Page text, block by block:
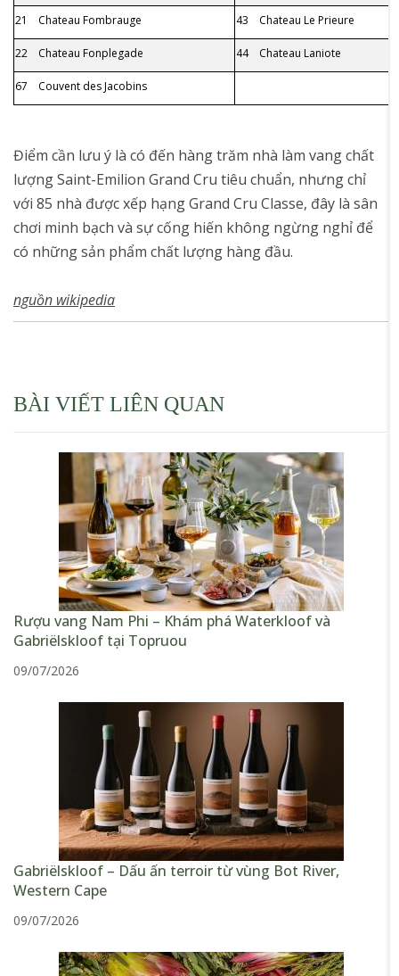
21 Chateau Fombrauge 43 Chateau Le Prieure
22 Chateau Fonplegade 44 Chateau Laniote
67 Couvent des Jacobins
Điểm cần lưu ý là có đến hàng trăm nhà làm vang chất
lượng Saint-Emilion Grand Cru tiêu chuẩn, nhưng chỉ
với 85 nhà được xếp hạng Grand Cru Classe, đây là sân
chơi minh bạch và sự cống hiến không ngừng nghỉ để
có những sản phẩm chất lượng hàng đầu.
nguồn wikipedia
BÀI VIẾT LIÊN QUAN
Rượu vang Nam Phi – Khám phá Waterkloof và
Gabriëlskloof tại Topruou
09/07/2026
Gabriëlskloof – Dấu ấn terroir từ vùng Bot River,
Western Cape
09/07/2026